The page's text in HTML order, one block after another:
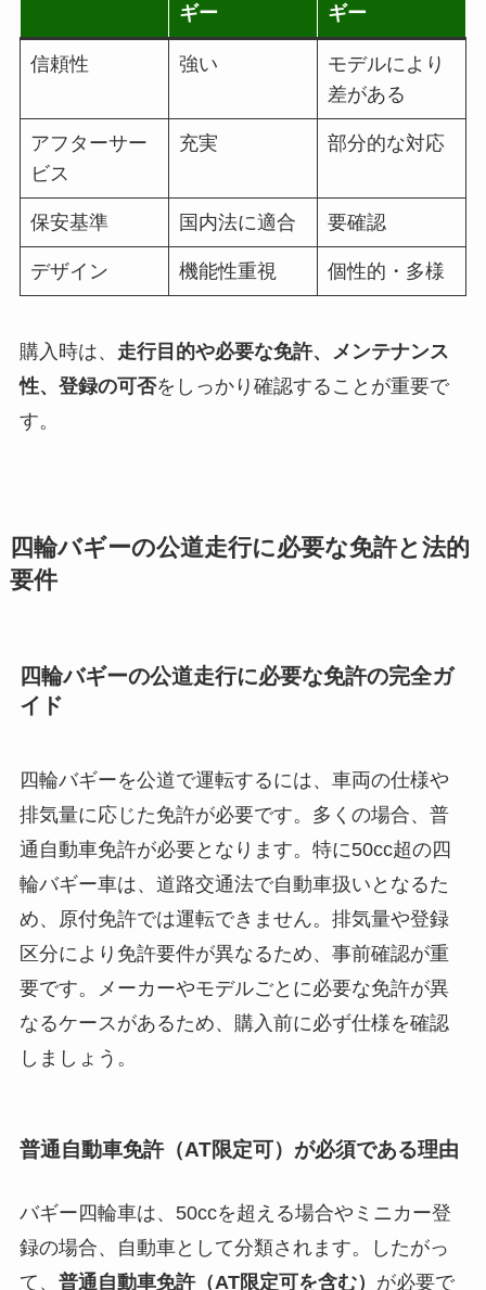
ギー
ギー
信頼性 強い
モデルにより
差がある
アフターサー
ビス
充実 部分的な対応
保安基準 国内法に適合 要確認
デザイン 機能性重視 個性的・多様
購入時は、 走行目的や必要な免許、メンテナンス
性、登録の可否をしっかり確認することが重要で
す。
四輪バギーの公道走行に必要な免許と法的
要件
四輪バギーの公道走行に必要な免許の完全ガ
イド
四輪バギーを公道で運転するには、車両の仕様や
排気量に応じた免許が必要です。多くの場合、普
通自動車免許が必要となります。特に50cc超の四
輪バギー車は、道路交通法で自動車扱いとなるた
め、原付免許では運転できません。排気量や登録
区分により免許要件が異なるため、事前確認が重
要です。メーカーやモデルごとに必要な免許が異
なるケースがあるため、購入前に必ず仕様を確認
しましょう。
普通自動車免許（AT限定可）が必須である理由
バギー四輪車は、50ccを超える場合やミニカー登
録の場合、自動車として分類されます。したがっ
て、 普通自動車免許（AT限定可を含む） が必要で